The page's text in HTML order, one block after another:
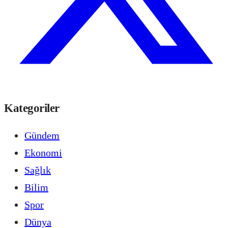
Kategoriler
Gündem
Ekonomi
Sağlık
Bilim
Spor
Dünya